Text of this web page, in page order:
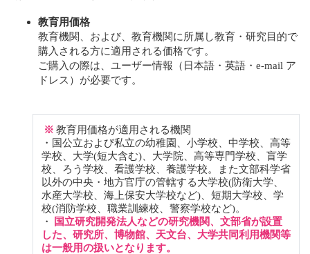
教育用価格
教育機関、および、教育機関に所属し教育・研究目的で
購入される方に適用される価格です。
ご購入の際は、ユーザー情報（日本語・英語・e-mail ア
ドレス）が必要です。
※ 教育用価格が適用される機関
・国公立および私立の幼稚園、小学校、中学校、高等
学校、大学(短大含む)、大学院、高等専門学校、盲学
校、ろう学校、看護学校、養護学校。また文部科学省
以外の中央・地方官庁の管轄する大学校(防衛大学、
水産大学校、海上保安大学校など)、短期大学校、学
校(消防学校、職業訓練校、警察学校など)。
・
国立研究開発法人などの研究機関、文部省が設置
した、研究所、博物館、天文台、大学共同利用機関等
は一般用の扱いとなります。